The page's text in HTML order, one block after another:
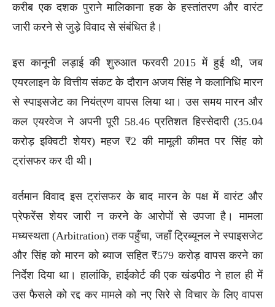
करीब एक दशक पुराने मालिकाना हक के हस्तांतरण और वारंट
जारी करने से जुड़े विवाद से संबंधित है।
इस कानूनी लड़ाई की शुरुआत फरवरी 2015 में हुई थी, जब
एयरलाइन के वित्तीय संकट के दौरान अजय सिंह ने कलानिधि मारन
से स्पाइसजेट का नियंत्रण वापस लिया था। उस समय मारन और
कल एयरवेज ने अपनी पूरी 58.46 प्रतिशत हिस्सेदारी (35.04
करोड़ इक्विटी शेयर) महज ₹2 की मामूली कीमत पर सिंह को
ट्रांसफर कर दी थी।
वर्तमान विवाद इस ट्रांसफर के बाद मारन के पक्ष में वारंट और
प्रेफरेंस शेयर जारी न करने के आरोपों से उपजा है। मामला
मध्यस्थता (Arbitration) तक पहुँचा, जहाँ ट्रिब्यूनल ने स्पाइसजेट
और सिंह को मारन को ब्याज सहित ₹579 करोड़ वापस करने का
निर्देश दिया था। हालांकि, हाईकोर्ट की एक खंडपीठ ने हाल ही में
उस फैसले को रद्द कर मामले को नए सिरे से विचार के लिए वापस